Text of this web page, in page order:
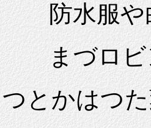
白い
ンソ
はつた